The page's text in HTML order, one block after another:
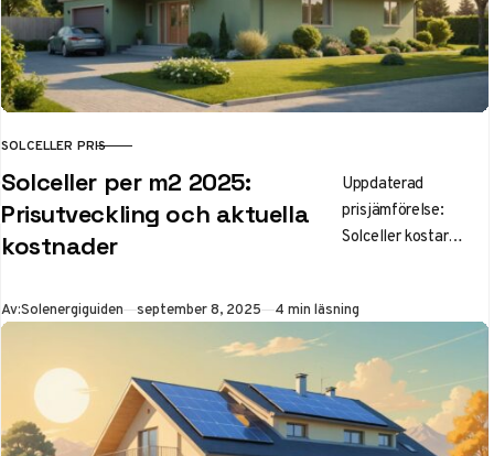
KATEGORI
SOLCELLER PRIS
Solceller per m2 2025:
Prisutveckling och aktuella
kostnader
Uppdaterad
prisjämförelse:
Solceller kostar
någonsin! Få koll på
aktuella priser,
historisk utveckling
och lönsamhet för
din fastighet.
Av:Solenergiguiden Publicerad
september 8, 2025 4 min läsning